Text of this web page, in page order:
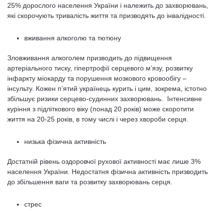
25% дорослого населення України і належить до захворювань,
які скорочують тривалість життя та призводять до інвалідності.
вживання алкоголю та тютюну
Зловживання алкоголем призводить до підвищення
артеріального тиску, гіпертрофії серцевого м’язу, розвитку
інфаркту міокарду та порушення мозкового кровообігу –
інсульту. Кожен п’ятий українець курить і цим, зокрема, істотно
збільшує ризики серцево-судинних захворювань. Інтенсивне
куріння з підліткового віку (понад 20 років) може скоротити
життя на 20-25 років, в тому числі і через хвороби серця.
низька фізична активність
Достатній рівень оздоровчої рухової активності має лише 3%
населення України. Недостатня фізична активність призводить
до збільшення ваги та розвитку захворювань серця.
стрес